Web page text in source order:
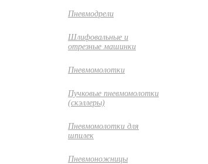
Пневмодрели
Шлифовальные и
отрезные машинки
Пневмомолотки
Пучковые пневмомолотки
(скэллеры)
Пневмомолотки для
шпилек
Пневмоножницы